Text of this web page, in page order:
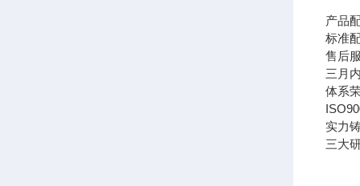
产品
标准
售后
三月
体系
实力
三大